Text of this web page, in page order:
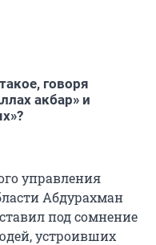
говоря
акбар» и
управления
Абдурахман
под сомнение
устроивших